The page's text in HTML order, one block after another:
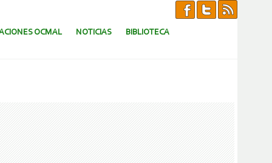
OCMAL NOTICIAS BIBLIOTECA